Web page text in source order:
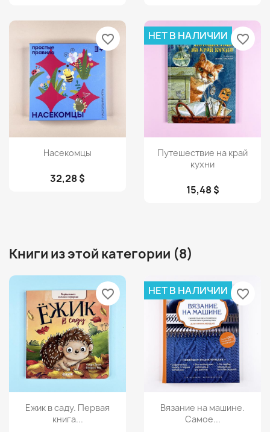
Просмотр
Насекомцы
32,28 $
favorite_border
Просмотр
Путешествие на край
кухни
15,48 $
НЕТ В НАЛИЧИИ favorite_border
Книги из этой категории (8)
Просмотр
Ежик в саду. Первая
книга...
favorite_border
Просмотр
Вязание на машине.
Самое...
НЕТ В НАЛИЧИИ favorite_border